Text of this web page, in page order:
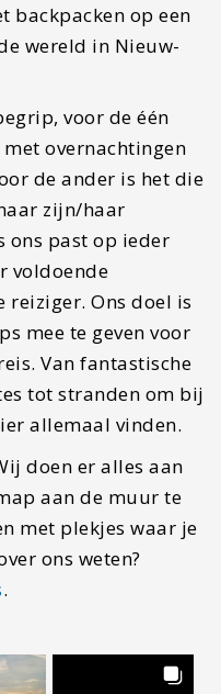
backpacken op een
wereld in Nieuw-
voor de één
overnachtingen
de ander is het die
zijn/haar
ons past op ieder
voldoende
reiziger. Ons doel is
mee te geven voor
Van fantastische
tot stranden om bij
allemaal vinden.
doen er alles aan
aan de muur te
met plekjes waar je
ons weten?
.